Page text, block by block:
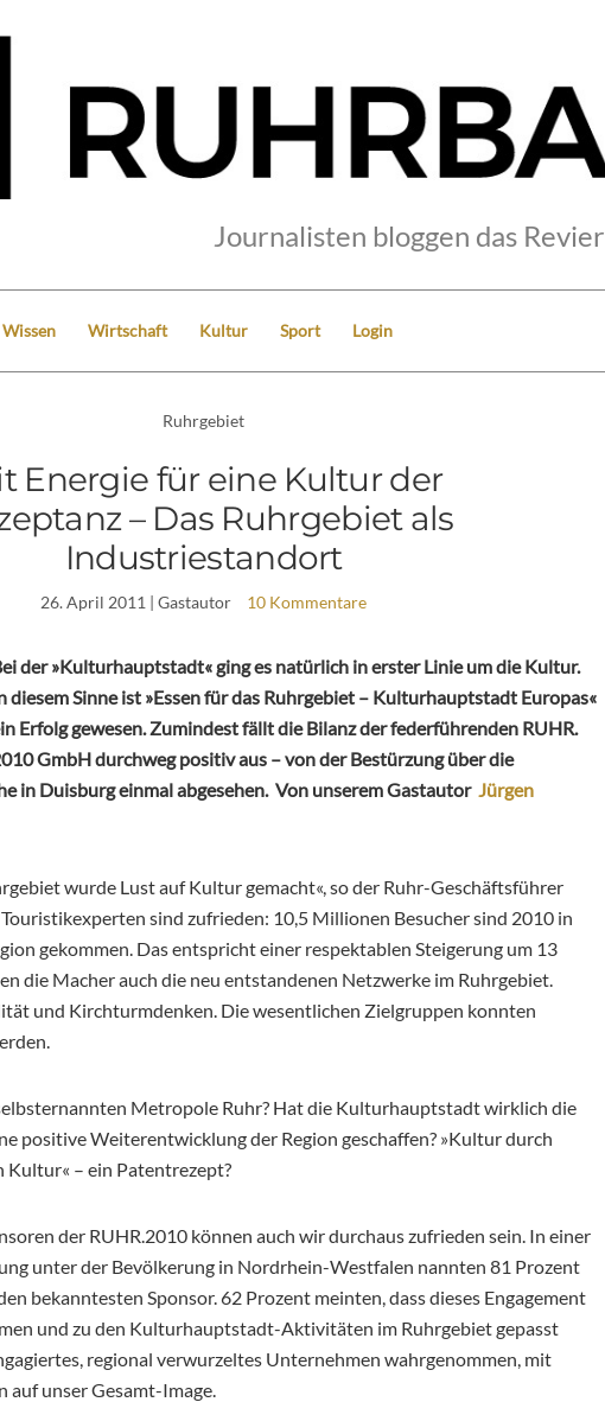
Journalisten bloggen das Revier
Wissen Wirtschaft Kultur Sport Login
Ruhrgebiet
Energie für eine Kultur der
– Das Ruhrgebiet als
Industriestandort
26. April 2011 | Gastautor 10 Kommentare
der »Kulturhauptstadt« ging es natürlich in erster Linie um die Kultur.
diesem Sinne ist »Essen für das Ruhrgebiet – Kulturhauptstadt Europas«
Erfolg gewesen. Zumindest fällt die Bilanz der federführenden RUHR.
GmbH durchweg positiv aus – von der Bestürzung über die
in Duisburg einmal abgesehen. Von unserem Gastautor Jürgen
wurde Lust auf Kultur gemacht«, so der Ruhr-Geschäftsführer
sind zufrieden: 10,5 Millionen Besucher sind 2010 in
gekommen. Das entspricht einer respektablen Steigerung um 13
die Macher auch die neu entstandenen Netzwerke im Ruhrgebiet.
und Kirchturmdenken. Die wesentlichen Zielgruppen konnten
Metropole Ruhr? Hat die Kulturhauptstadt wirklich die
positive Weiterentwicklung der Region geschaffen? »Kultur durch
Kultur« – ein Patentrezept?
der RUHR.2010 können auch wir durchaus zufrieden sein. In einer
unter der Bevölkerung in Nordrhein-Westfalen nannten 81 Prozent
bekanntesten Sponsor. 62 Prozent meinten, dass dieses Engagement
und zu den Kulturhauptstadt-Aktivitäten im Ruhrgebiet gepasst
regional verwurzeltes Unternehmen wahrgenommen, mit
unser Gesamt-Image.